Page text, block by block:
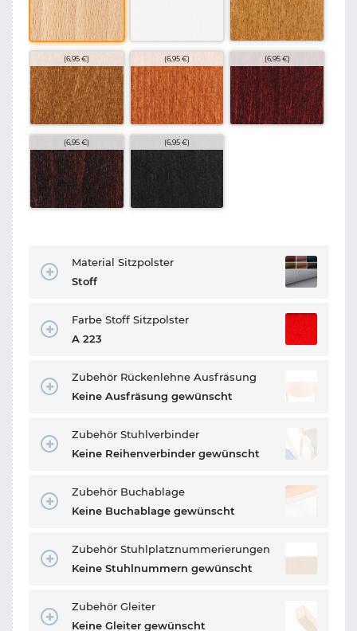
(6,95 €) (6,95 €) (6,95 €)
(6,95 €) (6,95 €)
Material Sitzpolster
Stoff
Farbe Stoff Sitzpolster
A 223
Zubehör Rückenlehne Ausfräsung
Keine Ausfräsung gewünscht
Zubehör Stuhlverbinder
Keine Reihenverbinder gewünscht
Zubehör Buchablage
Keine Buchablage gewünscht
Zubehör Stuhlplatznummerierungen
Keine Stuhlnummern gewünscht
Zubehör Gleiter
Keine Gleiter gewünscht